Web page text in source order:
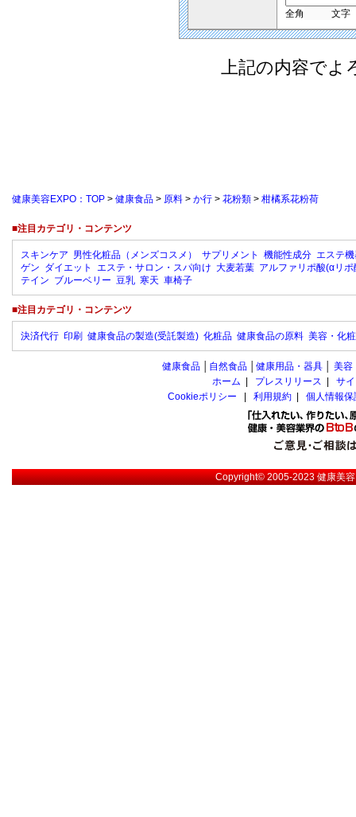
全角 文字
上記の内容でよ
健康美容EXPO：TOP > 健康食品 > 原料 > か行 > 花粉類 > 柑橘系花粉荷
■注目カテゴリ・コンテンツ
スキンケア 男性化粧品（メンズコスメ） サプリメント 機能性成分 エステ
ゲン ダイエット エステ・サロン・スパ向け 大麦若葉 アルファリポ酸(αリポ
テイン ブルーベリー 豆乳 寒天 車椅子
■注目カテゴリ・コンテンツ
決済代行 印刷 健康食品の製造(受託製造) 化粧品 健康食品の原料 美容・化
健康食品 自然食品 健康用品・器具 美容
ホーム
プレスリリース
サ
Cookieポリシー
利用規約 個人情報
Copyright© 2005-2023健康美